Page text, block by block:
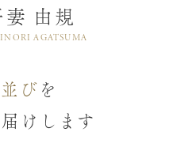
妻 由規
AGATSUMA
び を
けします